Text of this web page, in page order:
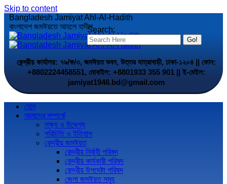
Skip to content
Search:
Bangladesh Jamiyat Ahl-Al-Hadith
বাংলাদেশ জমঈয়তে আহলে হাদীস
কেন্দ্রীয় কার্যালয়: ৭৯/ক/৩, জমঈয়ত ভবন, উত্তর যাত্রাবাড়ী, ঢাকা-১২০৪ || ফোন:
+8802224458551, মোবাইল: +8801933 355 901 || ই-মেইল:
jamiyat1946.bd@gmail.com
হোম
আমাদের সম্পর্কে
লক্ষ্য ও উদ্দেশ্য
পরিচিতি ও ইতিহাস
কেন্দ্রীয় জমঈয়ত
কেন্দ্রীয় নির্বাহী পরিষদ
কেন্দ্রীয় কার্যকারী পরিষদ
কেন্দ্রীয় উপদেষ্টা পরিষদ
জেলা জমঈয়ত সমূহ